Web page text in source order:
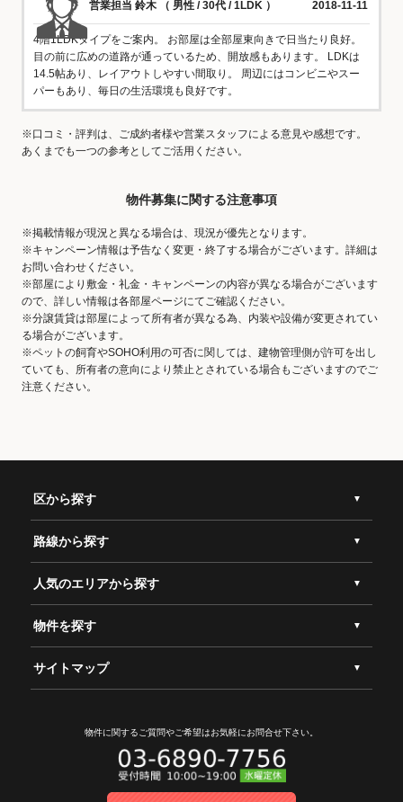
営業担当 鈴木 （ 男性 / 30代 / 1LDK ） 2018-11-11
4階1LDKタイプをご案内。 お部屋は全部屋東向きで日当たり良好。
目の前に広めの道路が通っているため、開放感もあります。 LDKは
14.5帖あり、レイアウトしやすい間取り。 周辺にはコンビニやスー
パーもあり、毎日の生活環境も良好です。
※口コミ・評判は、ご成約者様や営業スタッフによる意見や感想です。
あくまでも一つの参考としてご活用ください。
物件募集に関する注意事項
※掲載情報が現況と異なる場合は、現況が優先となります。
※キャンペーン情報は予告なく変更・終了する場合がございます。詳細は
お問い合わせください。
※部屋により敷金・礼金・キャンペーンの内容が異なる場合がございます
ので、詳しい情報は各部屋ページにてご確認ください。
※分譲賃貸は部屋によって所有者が異なる為、内装や設備が変更されてい
る場合がございます。
※ペットの飼育やSOHO利用の可否に関しては、建物管理側が許可を出し
ていても、所有者の意向により禁止とされている場合もございますのでご
注意ください。
区から探す
路線から探す
人気のエリアから探す
物件を探す
サイトマップ
物件に関するご質問やご希望はお気軽にお問合せ下さい。